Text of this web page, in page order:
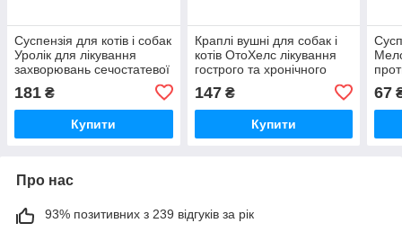
Суспензія для котів і собак
Уролік для лікування
захворювань сечостатевої
Зоо Хелс
181 ₴
Купити
Краплі вушні для собак і
котів ОтоХелс лікування
гострого та хронічного
147₴
Купити
67
Про нас
93% позитивних з 239 відгуків за рік